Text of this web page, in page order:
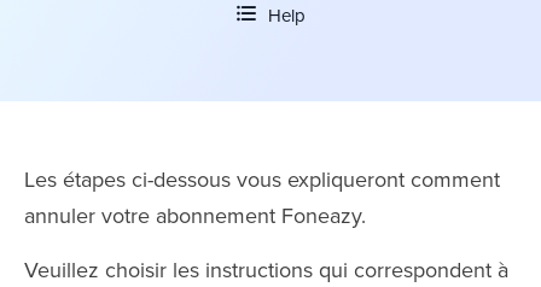
Help
Les étapes ci-dessous vous expliqueront comment
annuler votre abonnement Foneazy.
Veuillez choisir les instructions qui correspondent à